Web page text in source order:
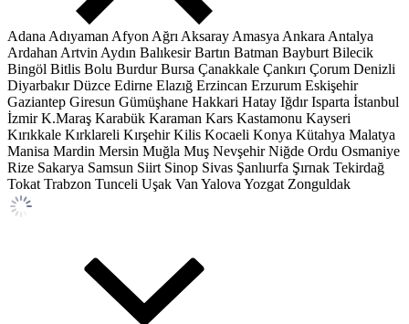
Adana Adıyaman Afyon Ağrı Aksaray Amasya Ankara Antalya
Ardahan Artvin Aydın Balıkesir Bartın Batman Bayburt Bilecik
Bingöl Bitlis Bolu Burdur Bursa Çanakkale Çankırı Çorum Denizli
Diyarbakır Düzce Edirne Elazığ Erzincan Erzurum Eskişehir
Gaziantep Giresun Gümüşhane Hakkari Hatay Iğdır Isparta İstanbul
İzmir K.Maraş Karabük Karaman Kars Kastamonu Kayseri
Kırıkkale Kırklareli Kırşehir Kilis Kocaeli Konya Kütahya Malatya
Manisa Mardin Mersin Muğla Muş Nevşehir Niğde Ordu Osmaniye
Rize Sakarya Samsun Siirt Sinop Sivas Şanlıurfa Şırnak Tekirdağ
Tokat Trabzon Tunceli Uşak Van Yalova Yozgat Zonguldak